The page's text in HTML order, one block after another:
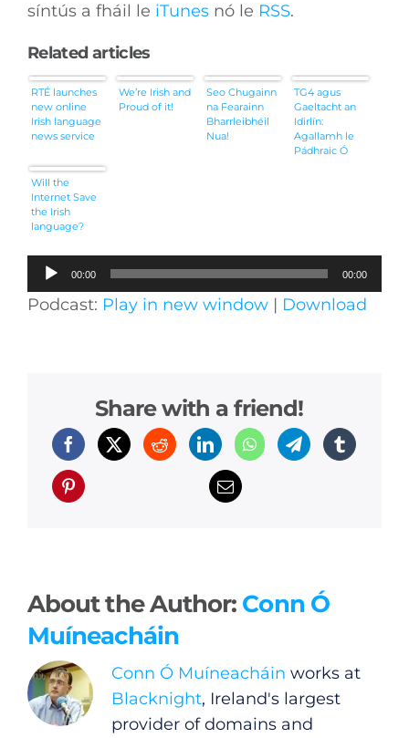
síntús a fháil le iTunesnó le RSS.
Related articles
RTÉ launches
new online
Irish language
news service
We’re Irish and
Proud of it!
Seo Chugainn
na Fearainn
Bharrleibhéil
Nua!
TG4 agus
Gaeltacht an
Idirlín:
Agallamh le
Pádhraic Ó
Will the
Internet Save
the Irish
language?
Audio
Player
00:00 00:00
Podcast: Play in new window| Download
Share with a friend!
About the Author: Conn Ó
Muíneacháin
Conn Ó Muíneacháin works at
Blacknight, Ireland's largest
provider of domains and